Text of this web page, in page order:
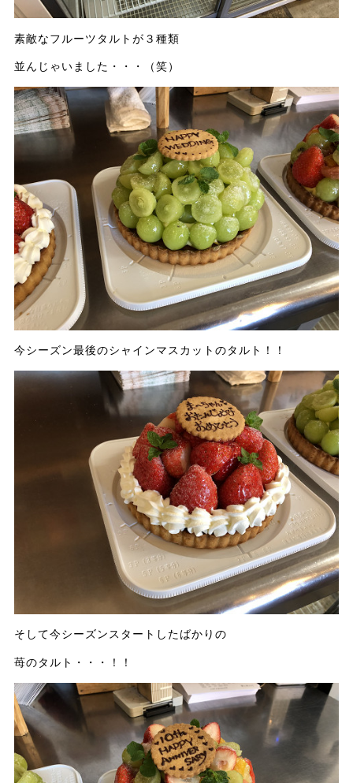
素敵なフルーツタルトが３種類
並んじゃいました・・・（笑）
今シーズン最後のシャインマスカットのタルト！！
そして今シーズンスタートしたばかりの
苺のタルト・・・！！